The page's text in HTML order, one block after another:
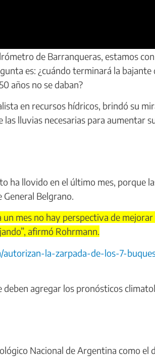
de Barranqueras, estamos
es: ¿cuándo terminará la bajante
años no se daban?
en recursos hídricos, brindó su
lluvias necesarias para aumentar
ha llovido en el último mes, porque
General Belgrano.
un mes no hay perspectiva de
afirmó Rohrmann.
la-zarpada-de-los-7-
agregar los pronósticos
Nacional de Argentina como el